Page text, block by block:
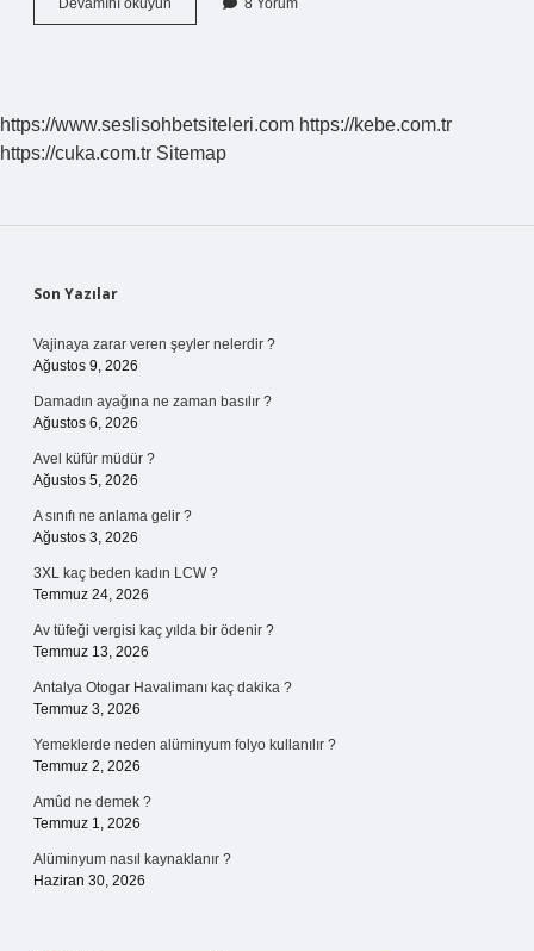
Devamını okuyun
Türkmenleri
8 Yorum
https://www.seslisohbetsiteleri.com https://kebe.com.tr
https://cuka.com.tr Sitemap
Sidebar
Son Yazılar
Vajinaya zarar veren şeyler nelerdir ?
Ağustos 9, 2026
Damadın ayağına ne zaman basılır ?
Ağustos 6, 2026
Avel küfür müdür ?
Ağustos 5, 2026
A sınıfı ne anlama gelir ?
Ağustos 3, 2026
3XL kaç beden kadın LCW ?
Temmuz 24, 2026
Av tüfeği vergisi kaç yılda bir ödenir ?
Temmuz 13, 2026
Antalya Otogar Havalimanı kaç dakika ?
Temmuz 3, 2026
Yemeklerde neden alüminyum folyo kullanılır ?
Temmuz 2, 2026
Amûd ne demek ?
Temmuz 1, 2026
Alüminyum nasıl kaynaklanır ?
Haziran 30, 2026